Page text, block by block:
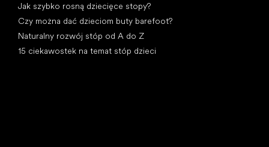
Jak szybko rosną dziecięce stopy?
Czy można dać dzieciom buty barefoot?
Naturalny rozwój stóp od A do Z
15 ciekawostek na temat stóp dzieci